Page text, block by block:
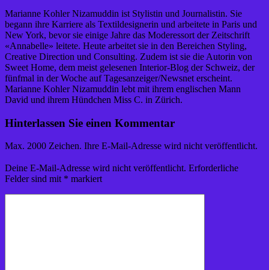
Marianne Kohler Nizamuddin ist Stylistin und Journalistin. Sie
begann ihre Karriere als Textildesignerin und arbeitete in Paris und
New York, bevor sie einige Jahre das Moderessort der Zeitschrift
«Annabelle» leitete. Heute arbeitet sie in den Bereichen Styling,
Creative Direction und Consulting. Zudem ist sie die Autorin von
Sweet Home, dem meist gelesenen Interior-Blog der Schweiz, der
fünfmal in der Woche auf Tagesanzeiger/Newsnet erscheint.
Marianne Kohler Nizamuddin lebt mit ihrem englischen Mann
David und ihrem Hündchen Miss C. in Zürich.
Hinterlassen Sie einen Kommentar
Max. 2000 Zeichen. Ihre E-Mail-Adresse wird nicht veröffentlicht.
Deine E-Mail-Adresse wird nicht veröffentlicht. Erforderliche
Felder sind mit * markiert